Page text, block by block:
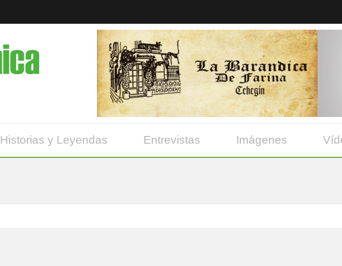
Historias y Leyendas Entrevistas Imágenes